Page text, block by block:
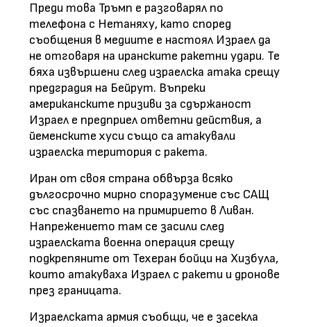
Преди това Тръмп е разговарял по
телефона с Нетаняху, като според
съобщения в медиите е настоял Израел да
не отговаря на иранските ракетни удари. Те
бяха извършени след израелска атака срещу
предградия на Бейрут. Въпреки
американските призиви за сдържаност
Израел е предприел ответни действия, а
йеменските хуси също са атакували
израелска територия с ракета.
Иран от своя страна обвърза всяко
дългосрочно мирно споразумение със САЩ
със спазването на примирието в Ливан.
Напрежението там се засили след
израелската военна операция срещу
подкрепяните от Техеран бойци на Хизбула,
които атакуваха Израел с ракети и дронове
през границата.
Израелската армия съобщи, че е засекла